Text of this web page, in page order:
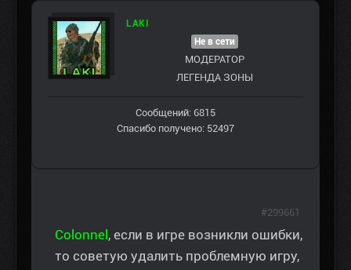
LAKI
Не в сети
МОДЕРАТОР
ЛЕГЕНДА ЗОНЫ
Сообщений: 6815
Спасибо получено: 52497
Colonnel , если в игре возникли ошибки,
то советую удалить проблемную игру,
#299661